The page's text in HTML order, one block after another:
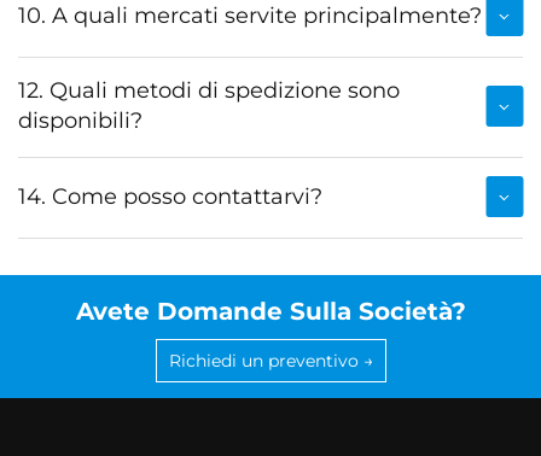
10. A quali mercati servite principalmente?
12. Quali metodi di spedizione sono
disponibili?
14. Come posso contattarvi?
Avete Domande Sulla Società?
Richiedi un preventivo →